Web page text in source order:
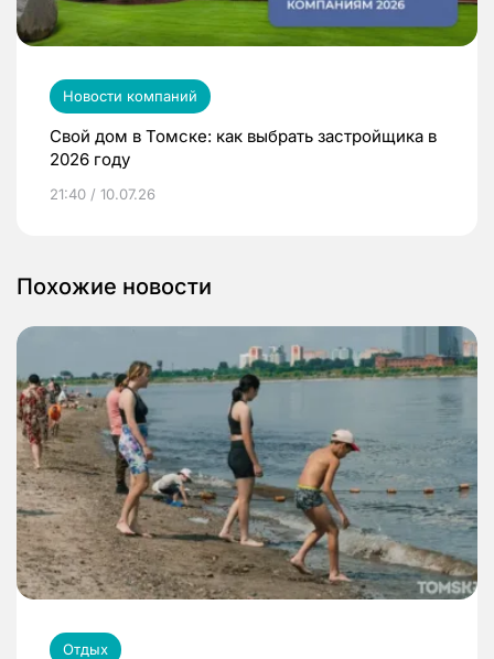
Новости компаний
Свой дом в Томске: как выбрать застройщика в
2026 году
21:40 / 10.07.26
Похожие новости
Отдых